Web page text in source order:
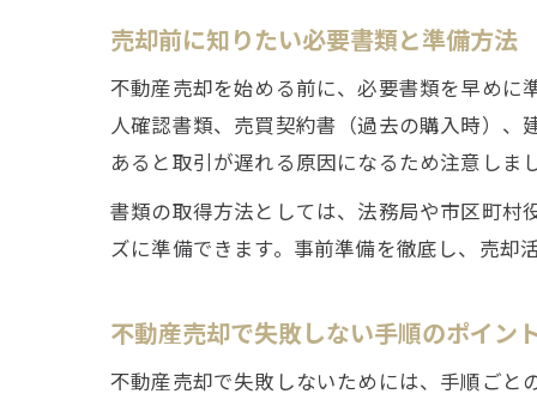
売却前に知りたい必要書類と準備方法
不動産売却を始める前に、必要書類を早めに
人確認書類、売買契約書（過去の購入時）
あると取引が遅れる原因になるため注意しま
書類の取得方法としては、法務局や市区町村
ズに準備できます。事前準備を徹底し、売却
不動産売却で失敗しない手順のポイント
不動産売却で失敗しないためには、手順ごと